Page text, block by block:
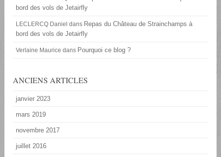
bord des vols de Jetairfly
LECLERCQ Daniel dans Repas du Château de Strainchamps à
bord des vols de Jetairfly
Verlaine Maurice dans Pourquoi ce blog ?
ANCIENS ARTICLES
janvier 2023
mars 2019
novembre 2017
juillet 2016